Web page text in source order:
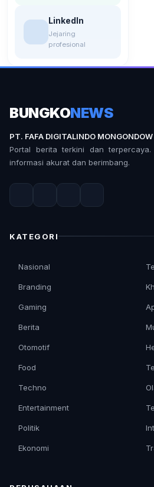
LinkedIn
Jejaring
profesional
BUNGKONEWS
PT. FAFA DIGITALINDO MONGONDOW
Portal berita terkini dan terpercaya.
informasi akurat dan berimbang.
KATEGORI
Nasional
Branding
Gaming
Berita
Otomotif
Food
Techno
Entertainment
Politik
Ekonomi